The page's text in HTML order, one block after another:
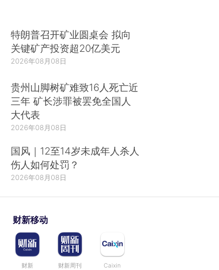
特朗普召开矿业圆桌会 拟向
关键矿产投资超20亿美元
2026年08月08日
贵州山脚树矿难致16人死亡近
三年 矿长涉罪被罢免全国人
大代表
2026年08月08日
国风｜12至14岁未成年人杀人
伤人如何处罚？
2026年08月08日
财新移动
财新 财新周刊 Caixin